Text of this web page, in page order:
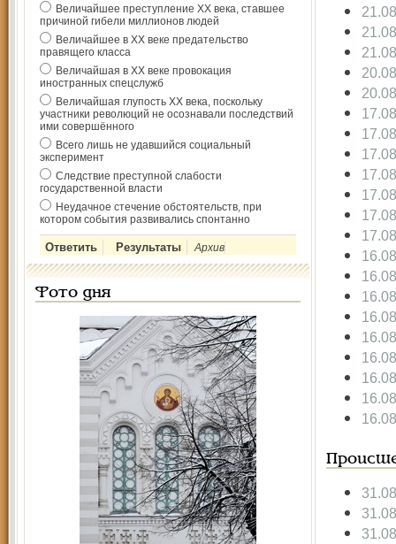
Величайшее преступление ХХ века, ставшее
причиной гибели миллионов людей
Величайшее в ХХ веке предательство
правящего класса
Величайшая в ХХ веке провокация
иностранных спецслужб
Величайшая глупость ХХ века, поскольку
участники революций не осознавали последствий
ими совершённого
Всего лишь не удавшийся социальный
эксперимент
Следствие преступной слабости
государственной власти
Неудачное стечение обстоятельств, при
котором события развивались спонтанно
Архив
Фото дня